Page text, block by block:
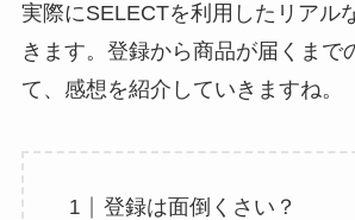
実際にSELECTを利用したリアル
きます。登録から商品が届くまで
て、感想を紹介していきますね。
登録は面倒くさい？